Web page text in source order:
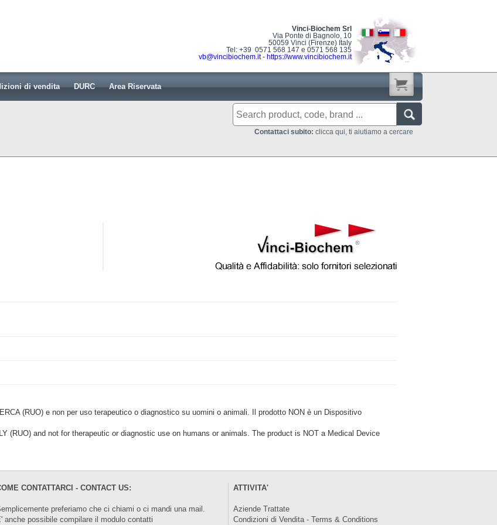
Vinci-Biochem Srl
Via Ponte di Bagnolo, 10
50059 Vinci (Firenze) Italy
Tel: +39 0571 568 147 e 0571 568 135
vb@vincibiochem.it- https://www.vincibiochem.it
di vendita DURC Area Riservata
Contattaci subito: clicca qui, ti aiutiamo a cercare
(RUO) e non per uso terapeutico o diagnostico su uomini o animali. Il prodotto NON è un Dispositivo
(RUO) and not for therapeutic or diagnostic use on humans or animals. The product is NOT a Medical Device
CONTATTARCI - CONTACT US:
preferiamo che ci chiami o ci mandi una mail.
anche possibile compilare il modulocontatti
ATTIVITA'
Aziende Trattate
Condizioni di Vendita - Terms & Conditions